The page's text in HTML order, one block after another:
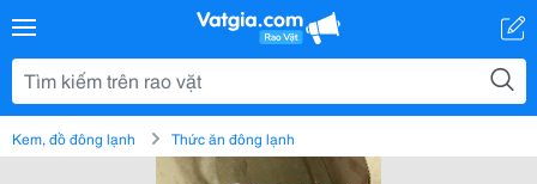
Kem, đồ đông lạnh Thức ăn đông lạnh